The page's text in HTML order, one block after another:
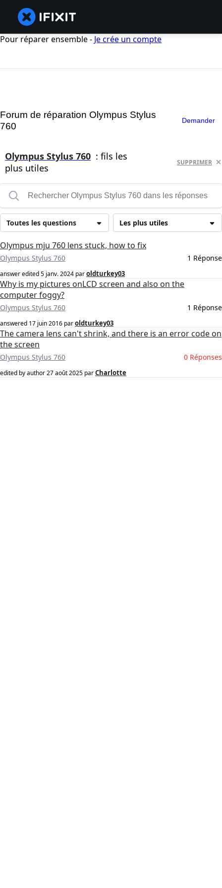
Pour réparer ensemble - Je crée un compte
Forum de réparation Olympus Stylus
760
Demander
Olympus Stylus 760 : fils les
plus utiles
SUPPRIMER
Les plus utiles
Toutes les questions
Olympus mju 760 lens stuck, how to fix
Olympus Stylus 760 1 Réponse
answer edited5 janv. 2024 paroldturkey03
Why is my pictures onLCD screen and also on the
computer foggy?
Olympus Stylus 760 1 Réponse
answered 17 juin 2016 paroldturkey03
The camera lens can't shrink, and there is an error code on
the screen
Olympus Stylus 760 0 Réponses
edited by author27 août 2025 parCharlotte